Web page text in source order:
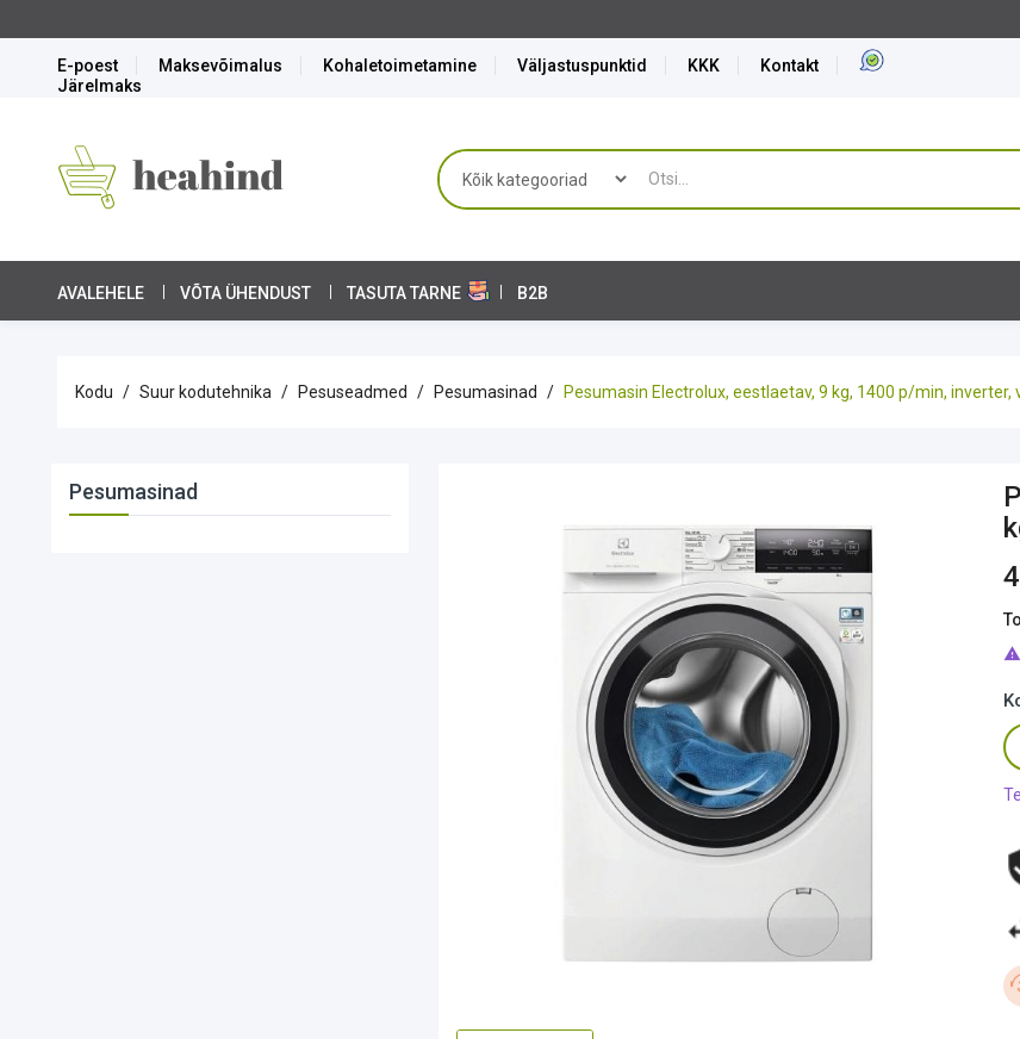
E-poest Maksevõimalus Kohaletoimetamine Väljastuspunktid KKK
Kontakt
Järelmaks
AVALEHELE VÕTA ÜHENDUST TASUTA TARNE B2B
Kodu Suur kodutehnika Pesuseadmed Pesumasinad Pesumasin Electrolux, eestlaetav, 9 kg, 1400 p/min, inverter,
Pesumasinad
